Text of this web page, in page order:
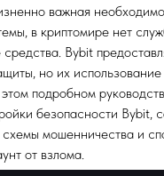
важная
в криптомире нет
Bybit
но их
подробном
безопасности Bybit,
мошенничества и
от взлома.